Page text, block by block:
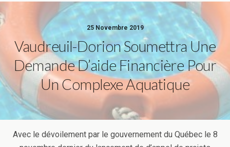
25 Novembre 2019
Vaudreuil-Dorion Soumettra Une
Demande D’aide Financière Pour
Un Complexe Aquatique
Avec le dévoilement par le gouvernement du Québec le 8